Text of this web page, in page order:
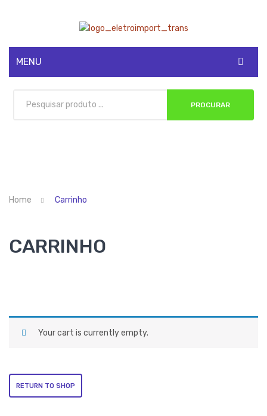
MENU
PROCURAR
Home Carrinho
CARRINHO
Your cart is currently empty.
RETURN TO SHOP